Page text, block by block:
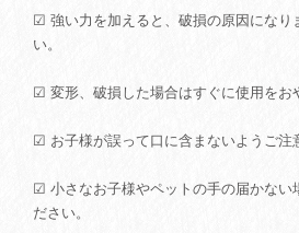
☑ 強い力を加えると、破損の原因になり
い。
☑ 変形、破損した場合はすぐに使用をお
☑ お子様が誤って口に含まないようご注
☑ 小さなお子様やペットの手の届かない
ださい。